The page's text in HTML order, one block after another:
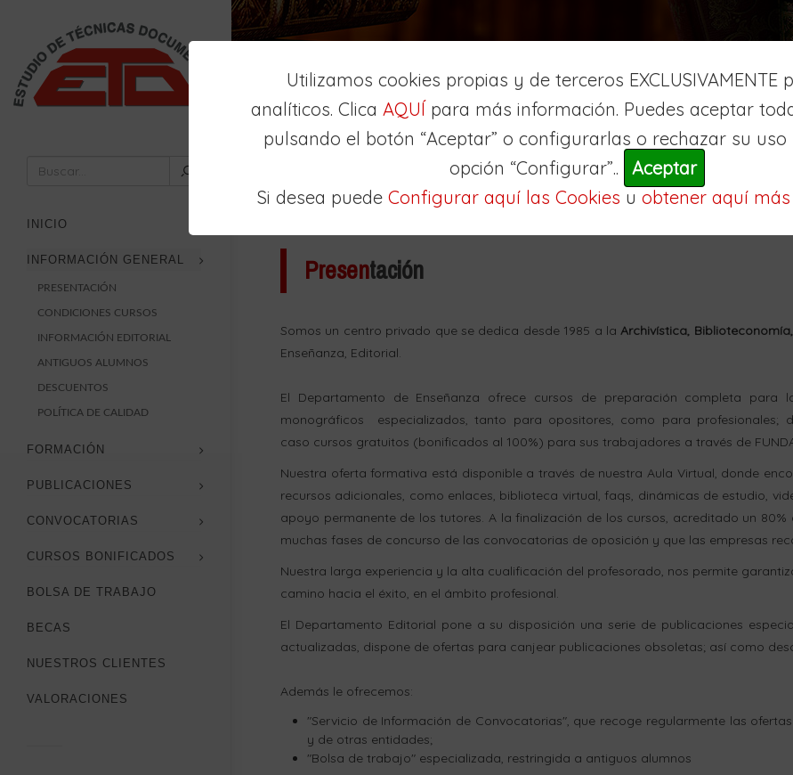
Utilizamos cookies propias y de terceros EXCLUSIVAMENTE
analíticos. Clica AQUÍpara más información. Puedes aceptar
pulsando el botón “Aceptar” o configurarlas o rechazar su uso
opción “Configurar”..
Aceptar
Si desea puede Configurar aquí las Cookies u obtener aquí
INICIO
INFORMACIÓN GENERAL
PRESENTACIÓN
CONDICIONES CURSOS
INFORMACIÓN EDITORIAL
ANTIGUOS ALUMNOS
DESCUENTOS
POLÍTICA DE CALIDAD
FORMACIÓN
PUBLICACIONES
CONVOCATORIAS
CURSOS BONIFICADOS
BOLSA DE TRABAJO
BECAS
NUESTROS CLIENTES
VALORACIONES
Presentación
Somos un centro privado que se dedica desde 1985 a la Archivística, Biblioteconomía,
Enseñanza, Editorial.
El Departamento de Enseñanza ofrece cursos de preparación completa
monográficos especializados, tanto para opositores, como para profesionales;
caso cursos gratuitos (bonificados al 100%) para sus trabajadores a través de
Nuestra oferta formativa está disponible a través de nuestra Aula Virtual, donde
recursos adicionales, como enlaces, biblioteca virtual, faqs, dinámicas de estudio,
apoyo permanente de los tutores. A la finalización de los cursos, acreditado un
muchas fases de concurso de las convocatorias de oposición y que las empresas
Nuestra larga experiencia y la alta cualificación del profesorado, nos permite
camino hacia el éxito, en el ámbito profesional.
El Departamento Editorial pone a su disposición una serie de publicaciones
actualizadas, dispone de ofertas para canjear publicaciones obsoletas; así como
Además le ofrecemos:
"Servicio de Información de Convocatorias", que recoge regularmente las
y de otras entidades;
"Bolsa de trabajo" especializada, restringida a antiguos alumnos